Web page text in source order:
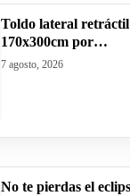
Toldo lateral
170x300cm por…
7 agosto, 2026
No te pierdas el